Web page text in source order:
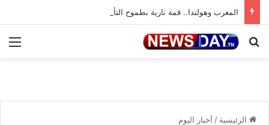
المغرب وهولندا.. قمة نارية بطموح التأهل إلى ثمن النهائي
بحث عن
الرئيسية / أخبار اليوم